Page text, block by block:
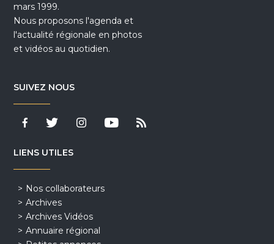
mars 1999.
Nous proposons l'agenda et
l'actualité régionale en photos
et vidéos au quotidien.
SUIVEZ NOUS
LIENS UTILES
Nos collaborateurs
Archives
Archives Vidéos
Annuaire régional